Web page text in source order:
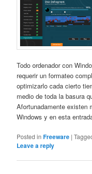
Todo ordenador con
requerir un formateo
optimizarlo cada cierto
medio de toda la basura
Afortunadamente existen
Windows y en esta
Posted in Freeware |
Leave a reply